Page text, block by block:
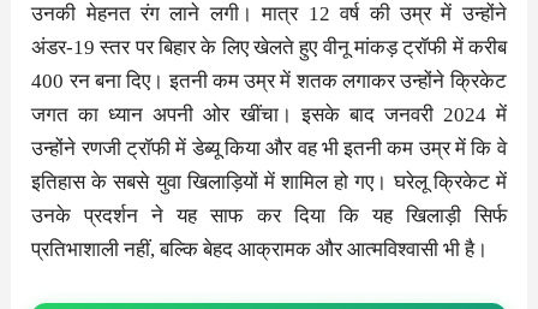
उनकी मेहनत रंग लाने लगी। मात्र 12 वर्ष की उम्र में उन्होंने
अंडर-19 स्तर पर बिहार के लिए खेलते हुए वीनू मांकड़ ट्रॉफी में करीब
400 रन बना दिए। इतनी कम उम्र में शतक लगाकर उन्होंने क्रिकेट
जगत का ध्यान अपनी ओर खींचा। इसके बाद जनवरी 2024 में
उन्होंने रणजी ट्रॉफी में डेब्यू किया और वह भी इतनी कम उम्र में कि वे
इतिहास के सबसे युवा खिलाड़ियों में शामिल हो गए। घरेलू क्रिकेट में
उनके प्रदर्शन ने यह साफ कर दिया कि यह खिलाड़ी सिर्फ
प्रतिभाशाली नहीं, बल्कि बेहद आक्रामक और आत्मविश्वासी भी है।